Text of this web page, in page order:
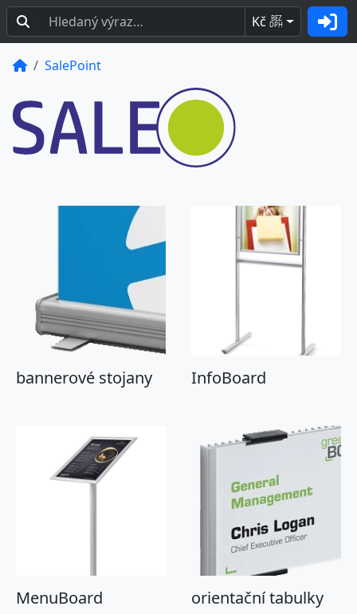
Kč BEZ
DPH
SalePoint
bannerové stojany InfoBoard
MenuBoard orientační tabulky